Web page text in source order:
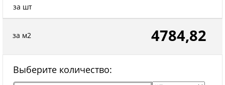
за шт
за м2 4784,82
Выберите количество: